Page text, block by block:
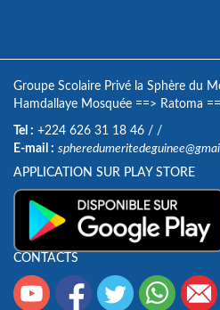
Groupe Scolaire Privé la Sphère du
Hamdallaye Mosquée ==> Ratoma
Tel : +224 626 31 18 46 / /
E-mail :
APPLICATION SUR PLAY STORE
CONTACTS